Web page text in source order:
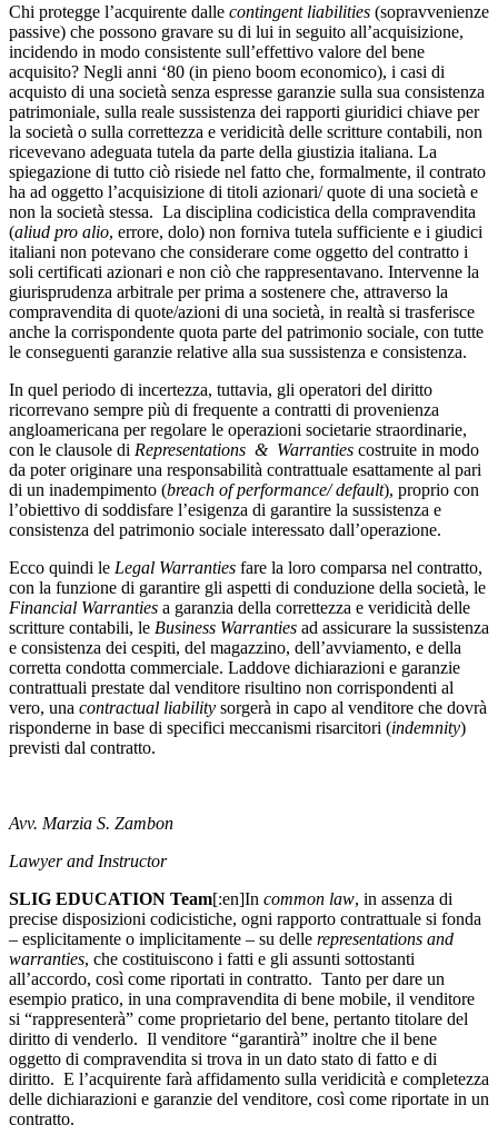
Chi protegge l’acquirente dalle contingent liabilities (sopravvenienze
passive) che possono gravare su di lui in seguito all’acquisizione,
incidendo in modo consistente sull’effettivo valore del bene
acquisito? Negli anni ‘80 (in pieno boom economico), i casi di
acquisto di una società senza espresse garanzie sulla sua consistenza
patrimoniale, sulla reale sussistenza dei rapporti giuridici chiave per
la società o sulla correttezza e veridicità delle scritture contabili, non
ricevevano adeguata tutela da parte della giustizia italiana. La
spiegazione di tutto ciò risiede nel fatto che, formalmente, il contrato
ha ad oggetto l’acquisizione di titoli azionari/ quote di una società e
non la società stessa. La disciplina codicistica della compravendita
(aliud pro alio, errore, dolo) non forniva tutela sufficiente e i giudici
italiani non potevano che considerare come oggetto del contratto i
soli certificati azionari e non ciò che rappresentavano. Intervenne la
giurisprudenza arbitrale per prima a sostenere che, attraverso la
compravendita di quote/azioni di una società, in realtà si trasferisce
anche la corrispondente quota parte del patrimonio sociale, con tutte
le conseguenti garanzie relative alla sua sussistenza e consistenza.
In quel periodo di incertezza, tuttavia, gli operatori del diritto
ricorrevano sempre più di frequente a contratti di provenienza
angloamericana per regolare le operazioni societarie straordinarie,
con le clausole di Representations & Warranties costruite in modo
da poter originare una responsabilità contrattuale esattamente al pari
di un inadempimento (breach of performance/ default), proprio con
l’obiettivo di soddisfare l’esigenza di garantire la sussistenza e
consistenza del patrimonio sociale interessato dall’operazione.
Ecco quindi le Legal Warranties fare la loro comparsa nel contratto,
con la funzione di garantire gli aspetti di conduzione della società, le
Financial Warranties a garanzia della correttezza e veridicità delle
scritture contabili, le Business Warranties ad assicurare la sussistenza
e consistenza dei cespiti, del magazzino, dell’avviamento, e della
corretta condotta commerciale. Laddove dichiarazioni e garanzie
contrattuali prestate dal venditore risultino non corrispondenti al
vero, una contractual liability sorgerà in capo al venditore che dovrà
risponderne in base di specifici meccanismi risarcitori (indemnity)
previsti dal contratto.
Avv. Marzia S. Zambon
Lawyer and Instructor
SLIG EDUCATION Team[:en]In common law, in assenza di
precise disposizioni codicistiche, ogni rapporto contrattuale si fonda
– esplicitamente o implicitamente – su delle representations and
warranties, che costituiscono i fatti e gli assunti sottostanti
all’accordo, così come riportati in contratto. Tanto per dare un
esempio pratico, in una compravendita di bene mobile, il venditore
si “rappresenterà” come proprietario del bene, pertanto titolare del
diritto di venderlo. Il venditore “garantirà” inoltre che il bene
oggetto di compravendita si trova in un dato stato di fatto e di
diritto. E l’acquirente farà affidamento sulla veridicità e completezza
delle dichiarazioni e garanzie del venditore, così come riportate in un
contratto.